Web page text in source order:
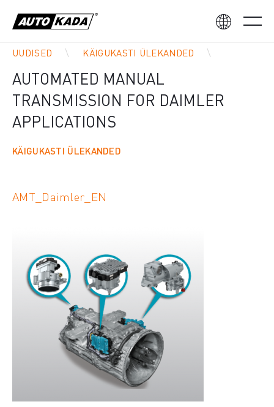
UUDISED KÄIGUKASTI ÜLEKANDED
AUTOMATED MANUAL
TRANSMISSION FOR DAIMLER
APPLICATIONS
KÄIGUKASTI ÜLEKANDED
AMT_Daimler_EN